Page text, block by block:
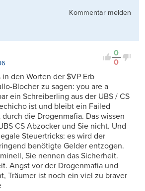
Kommentar melden
0
0
in den Worten der $VP Erb
Blocher zu sagen: you are a
ein Schreiberling aus der UBS / CS
ist und bleibt ein Failed
die Drogenmafia. Das wissen
CS Abzocker und Sie nicht. Und
Steuertricks: es wird der
benötigte Gelder entzogen.
Sie nennen das Sicherheit.
Angst vor der Drogenmafia und
Träumer ist noch ein viel zu braver